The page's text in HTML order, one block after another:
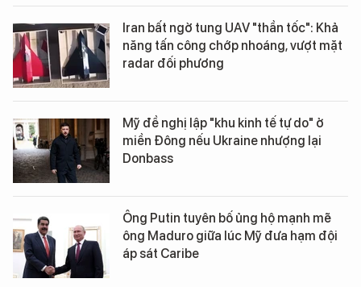
Iran bất ngờ tung UAV "thần tốc": Khả
năng tấn công chớp nhoáng, vượt mặt
radar đối phương
Mỹ đề nghị lập "khu kinh tế tự do" ở
miền Đông nếu Ukraine nhượng lại
Donbass
Ông Putin tuyên bố ủng hộ mạnh mẽ
ông Maduro giữa lúc Mỹ đưa hạm đội
áp sát Caribe